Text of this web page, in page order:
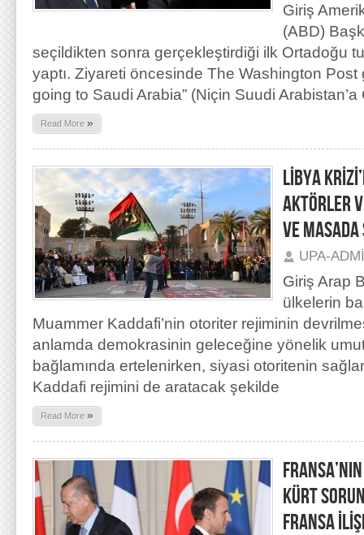
Giriş
(ABD)
seçildikten sonra gerçekleştirdiği ilk Ortadoğu
yaptı. Ziyareti öncesinde The Washington Post
going to Saudi Arabia” (Niçin Suudi Arabistan’a
Read More »
LİBYA
AKTÖRLER
VE MASADA
UPA-
Giriş Arap
ülkelerin
Muammer Kaddafi’nin otoriter rejiminin
anlamda demokrasinin geleceğine yönelik
bağlamında ertelenirken, siyasi otoritenin
Kaddafi rejimini de aratacak şekilde
Read More »
KÜRT
FRANSA